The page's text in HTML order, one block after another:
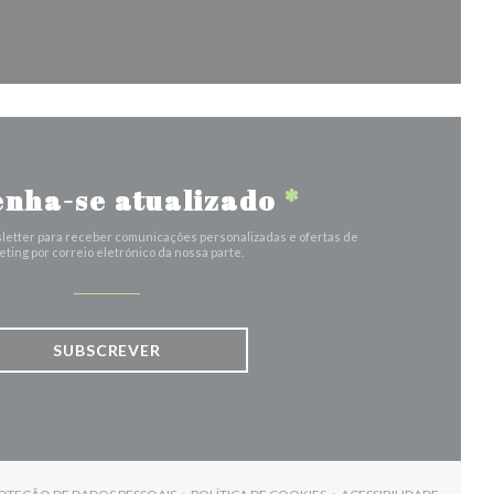
se atualizado *
para receber comunicações personalizadas e ofertas de
por correio eletrónico da nossa parte.
SUBSCREVER